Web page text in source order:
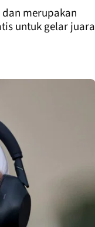
merupakan
untuk gelar juara